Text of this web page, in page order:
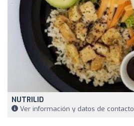
NUTRILID
Ver información y datos de contacto